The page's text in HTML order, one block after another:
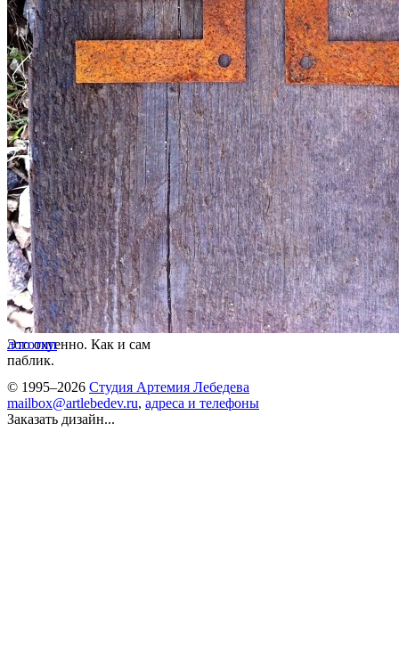
Это охуенно. Как и сам
паблик.
логотип
© 1995–2026 Студия Артемия Лебедева
mailbox@artlebedev.ru, адреса и телефоны
Заказать дизайн...